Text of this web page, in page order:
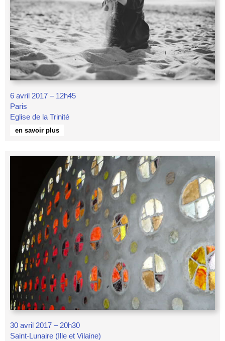
6 avril 2017 – 12h45
Paris
Eglise de la Trinité
en savoir plus
30 avril 2017 – 20h30
Saint-Lunaire (Ille et Vilaine)